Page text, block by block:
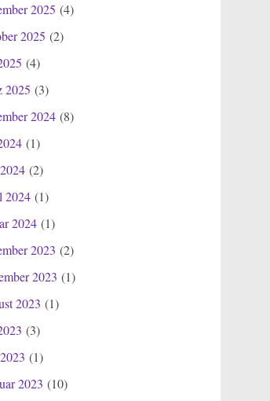
2025 (4)
2025 (2)
(4)
2025 (3)
2024(8)
(1)
(2)
2024(1)
2024(1)
2023 (2)
2023 (1)
2023 (1)
(3)
(1)
2023 (10)